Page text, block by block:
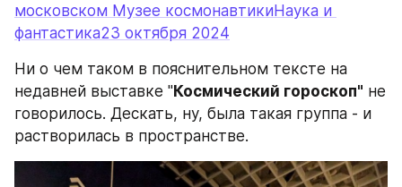
московском Музее космонавтикиНаука и
фантастика23 октября 2024
Ни о чем таком в пояснительном тексте на
недавней выставке "Космический гороскоп" не
говорилось. Дескать, ну, была такая группа - и
растворилась в пространстве.